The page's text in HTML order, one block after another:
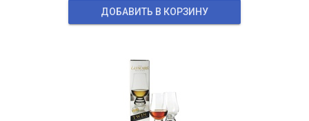
ДОБАВИТЬ В КОРЗИНУ